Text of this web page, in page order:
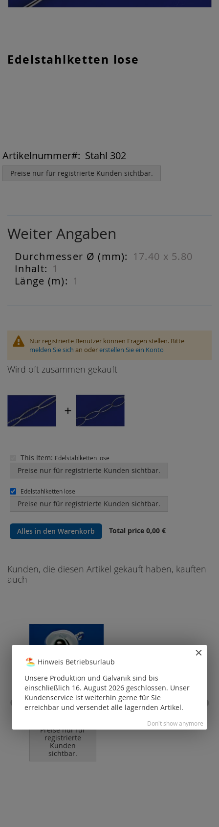
Edelstahlketten lose
Preise nur für registrierte Kunden sichtbar.
Artikelnummer Stahl 302
Anfang
Weiter Angaben
Weiter
Angaben
17.40 x 5.80
1
1
Nur registrierte Benutzer können Fragen stellen. Bitte
melden Sie sich an odererstellen Sie ein Konto
Wird oft zusammen gekauft
This Item: Edelstahlketten lose
Preise nur für registrierte Kunden sichtbar.
Edelstahlketten lose
Preise nur für registrierte Kunden sichtbar.
Alles in den Warenkorb Total price 0,00 €
Kunden, die diesen Artikel gekauft haben, kauften
auch
Magnetschliessen /
Edelstahl
Preise nur für
registrierte
Kunden
sichtbar.
Hinweis Betriebsurlaub
Unsere Produktion und Galvanik sind bis
einschließlich 16. August 2026 geschlossen. Unser
Kundenservice ist weiterhin gerne für Sie
erreichbar und versendet alle lagernden Artikel.
Don't show anymore